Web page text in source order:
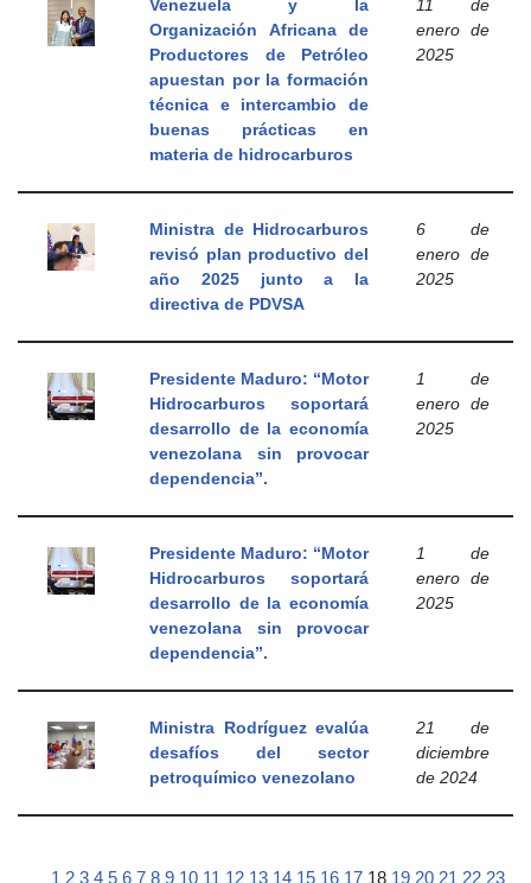
Venezuela y la
Organización Africana de
Productores de Petróleo
apuestan por la formación
técnica e intercambio de
buenas prácticas en
materia de hidrocarburos
11 de
enero de
2025
Ministra de Hidrocarburos
revisó plan productivo del
año 2025 junto a la
directiva de PDVSA
6 de
enero de
2025
Presidente Maduro: “Motor
Hidrocarburos soportará
desarrollo de la economía
venezolana sin provocar
dependencia”.
1 de
enero de
2025
Presidente Maduro: “Motor
Hidrocarburos soportará
desarrollo de la economía
venezolana sin provocar
dependencia”.
1 de
enero de
2025
Ministra Rodríguez evalúa
desafíos del sector
petroquímico venezolano
21 de
diciembre
de 2024
1 2 3 4 5 6 7 8 9 10 11 12 13 14 15 16 17 18 19 20 21 22 23